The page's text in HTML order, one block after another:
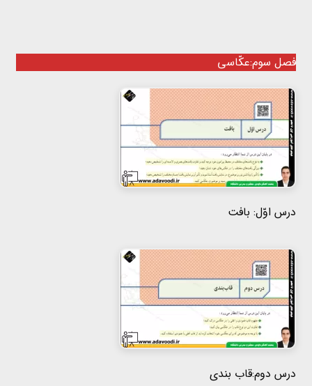
فصل سوم:عکّاسی
درس اوّل: بافت
درس دوم:قاب بندی